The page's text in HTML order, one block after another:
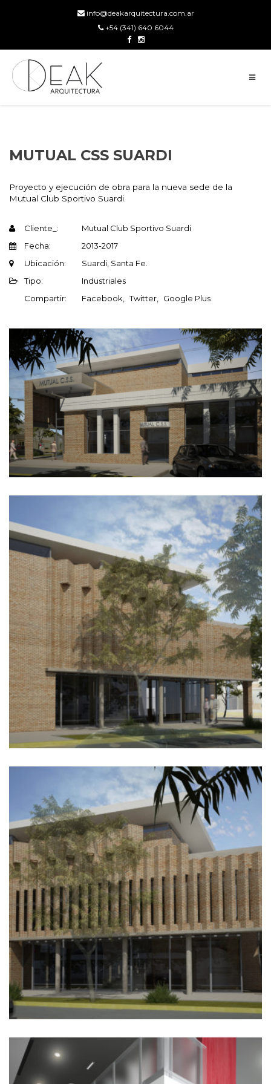
info@deakarquitectura.com.ar
+54 (341) 640 6044
MUTUAL CSS SUARDI
Proyecto y ejecución de obra para la nueva sede de la
Mutual Club Sportivo Suardi.
Cliente_:
Mutual Club Sportivo Suardi
Fecha:
2013-2017
Ubicación:
Suardi, Santa Fe.
Tipo:
Industriales
Compartir:
Facebook Twitter Google Plus